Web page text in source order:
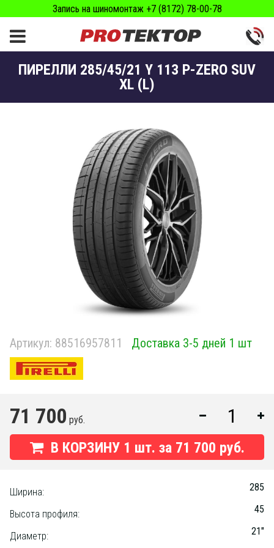
Запись на шиномонтаж +7 (8172) 78-00-78
ПИРЕЛЛИ 285/45/21 Y 113 P-ZERO SUV
XL (L)
Артикул: 88516957811 Доставка 3-5 дней 1 шт
71 700 руб.
В КОРЗИНУ 1 шт. за 71 700 руб.
Ширина: 285
Высота профиля: 45
Диаметр:
21"